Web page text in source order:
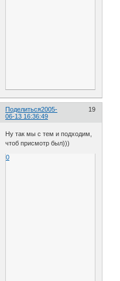
Поделиться 19
2005-
06-13 16:36:49
Ну так мы с тем и подходим,
чтоб присмотр был)))
0